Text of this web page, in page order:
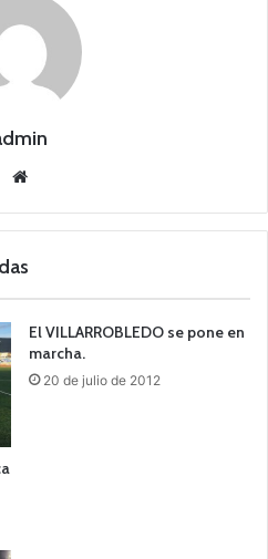
we
El VILLARROBLEDO se pone en
marcha.
20 de julio de 2012